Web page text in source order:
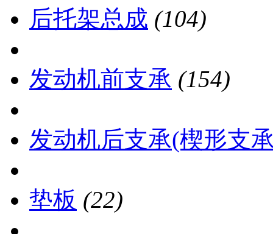
后托架总成 (104)
发动机前支承 (154)
发动机后支承(楔形支
垫板 (22)